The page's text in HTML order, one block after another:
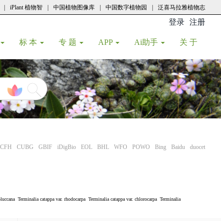
iPlant 植物智 中国植物图像库 中国数字植物园 泛喜马拉雅植物志
登录 注册
标 本 专 题 APP Ai助手 关 于
CFH CUBG GBIF iDigBio EOL BHL WFO POWO Bing Baidu duocet
Terminalia catappa var. rhodocarpa Terminalia catappa var. chlorocarpa Terminalia